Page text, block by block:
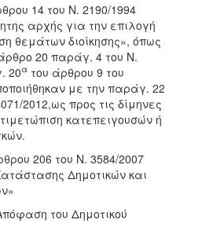
14 του Ν. 2190/1994
αρχής για την επιλογή
θεμάτων διοίκησης», όπως
20 παράγ. 4 του Ν.
20α του άρθρου 9 του
με την παράγ. 22
2012,ως προς τις δίμηνες
κατεπειγουσών ή
206 του Ν. 3584/2007
Δημοτικών και
του Δημοτικού